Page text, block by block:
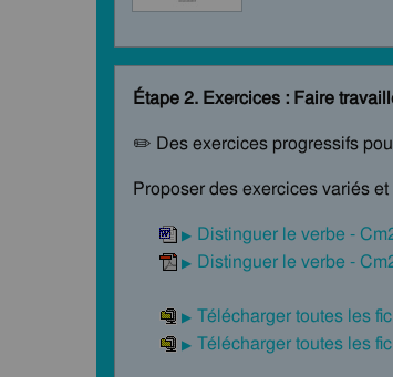
Étape 2. Exercices : Faire
✏️ Des exercices progressifs
Proposer des exercices variés
Distinguer le verbe -
Distinguer le verbe -
Télécharger toutes les
Télécharger toutes les